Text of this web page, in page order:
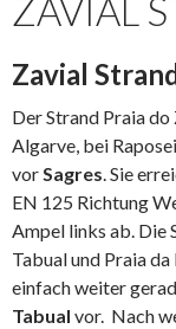
ZAVIAL
Zavial
Der Strand Praia do
Algarve, bei
vorSagres. Sie
EN 125 Richtung
Ampel links ab. Die
Tabual und Praia
einfach weiter
Tabual vor. Nach